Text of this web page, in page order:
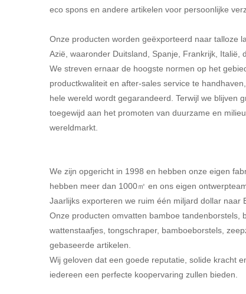
eco spons en andere artikelen voor persoonlijke
Onze producten worden geëxporteerd naar talloze
Azië, waaronder Duitsland, Spanje, Frankrijk, Italië,
We streven ernaar de hoogste normen op het
productkwaliteit en after-sales service te
hele wereld wordt gegarandeerd. Terwijl we blijven
toegewijd aan het promoten van duurzame en
wereldmarkt.
We zijn opgericht in 1998 en hebben onze eigen
hebben meer dan 1000㎡ en ons eigen
Jaarlijks exporteren we ruim één miljard dollar naar
Onze producten omvatten bamboe tandenborstels,
wattenstaafjes, tongschraper, bamboeborstels,
gebaseerde artikelen.
Wij geloven dat een goede reputatie, solide kracht
iedereen een perfecte koopervaring zullen bieden.